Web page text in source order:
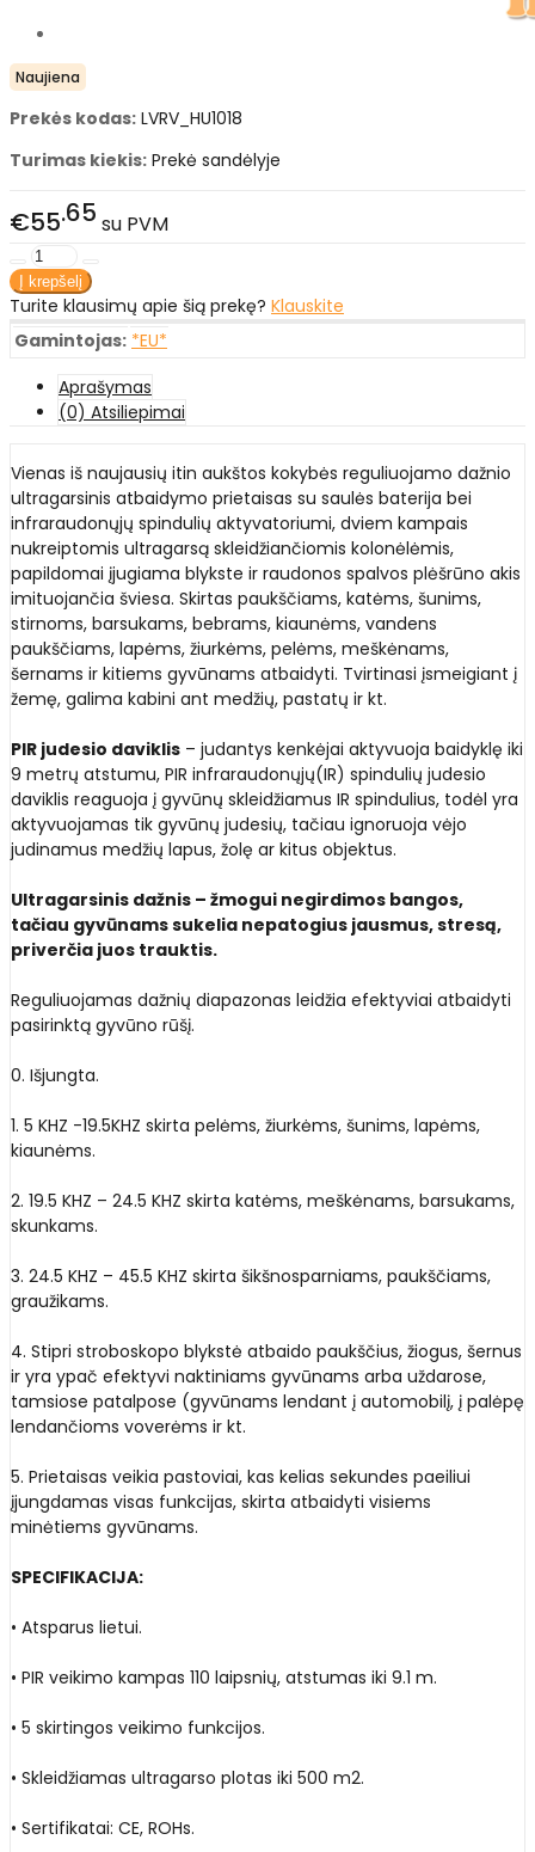
Naujiena
Prekės kodas: LVRV_HU1018
Turimas kiekis: Prekė sandėlyje
€55 65 su PVM
Turite klausimų apie šią prekę? Klauskite
Gamintojas: *EU*
Aprašymas
(0) Atsiliepimai
Vienas iš naujausių itin aukštos kokybės reguliuojamo dažnio
ultragarsinis atbaidymo prietaisas su saulės baterija bei
infraraudonųjų spindulių aktyvatoriumi, dviem kampais
nukreiptomis ultragarsą skleidžiančiomis kolonėlėmis,
papildomai įjugiama blykste ir raudonos spalvos plėšrūno akis
imituojančia šviesa. Skirtas paukščiams, katėms, šunims,
stirnoms, barsukams, bebrams, kiaunėms, vandens
paukščiams, lapėms, žiurkėms, pelėms, meškėnams,
šernams ir kitiems gyvūnams atbaidyti. Tvirtinasi įsmeigiant į
žemę, galima kabini ant medžių, pastatų ir kt.
PIR judesio daviklis – judantys kenkėjai aktyvuoja baidyklę iki
9 metrų atstumu, PIR infraraudonųjų(IR) spindulių judesio
daviklis reaguoja į gyvūnų skleidžiamus IR spindulius, todėl yra
aktyvuojamas tik gyvūnų judesių, tačiau ignoruoja vėjo
judinamus medžių lapus, žolę ar kitus objektus.
Ultragarsinis dažnis – žmogui negirdimos bangos,
tačiau gyvūnams sukelia nepatogius jausmus, stresą,
priverčia juos trauktis.
Reguliuojamas dažnių diapazonas leidžia efektyviai atbaidyti
pasirinktą gyvūno rūšį.
0. Išjungta.
1. 5 KHZ -19.5KHZ skirta pelėms, žiurkėms, šunims, lapėms,
kiaunėms.
2. 19.5 KHZ – 24.5 KHZ skirta katėms, meškėnams, barsukams,
skunkams.
3. 24.5 KHZ – 45.5 KHZ skirta šikšnosparniams, paukščiams,
graužikams.
4. Stipri stroboskopo blykstė atbaido paukščius, žiogus, šernus
ir yra ypač efektyvi naktiniams gyvūnams arba uždarose,
tamsiose patalpose (gyvūnams lendant į automobilį, į palėpę
lendančioms voverėms ir kt.
5. Prietaisas veikia pastoviai, kas kelias sekundes paeiliui
įjungdamas visas funkcijas, skirta atbaidyti visiems
minėtiems gyvūnams.
SPECIFIKACIJA:
• Atsparus lietui.
• PIR veikimo kampas 110 laipsnių, atstumas iki 9.1 m.
• 5 skirtingos veikimo funkcijos.
• Skleidžiamas ultragarso plotas iki 500 m2.
• Sertifikatai: CE, ROHs.